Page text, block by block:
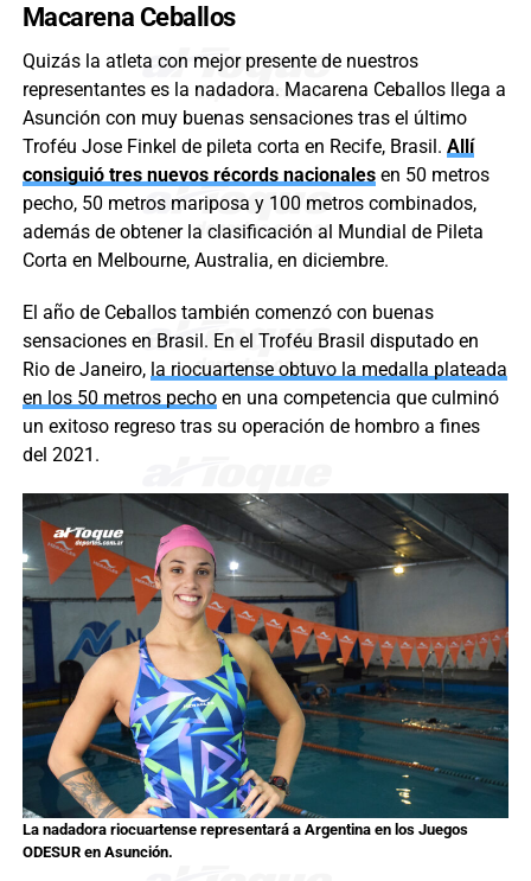
Macarena Ceballos
Quizás la atleta con mejor presente de nuestros
representantes es la nadadora. Macarena Ceballos llega a
Asunción con muy buenas sensaciones tras el último
Troféu Jose Finkel de pileta corta en Recife, Brasil. Allí
consiguió tres nuevos récords nacionales en 50 metros
pecho, 50 metros mariposa y 100 metros combinados,
además de obtener la clasificación al Mundial de Pileta
Corta en Melbourne, Australia, en diciembre.
El año de Ceballos también comenzó con buenas
sensaciones en Brasil. En el Troféu Brasil disputado en
Rio de Janeiro, la riocuartense obtuvo la medalla plateada
en los 50 metros pechoen una competencia que culminó
un exitoso regreso tras su operación de hombro a fines
del 2021.
La nadadora riocuartense representará a Argentina en los Juegos
ODESUR en Asunción.